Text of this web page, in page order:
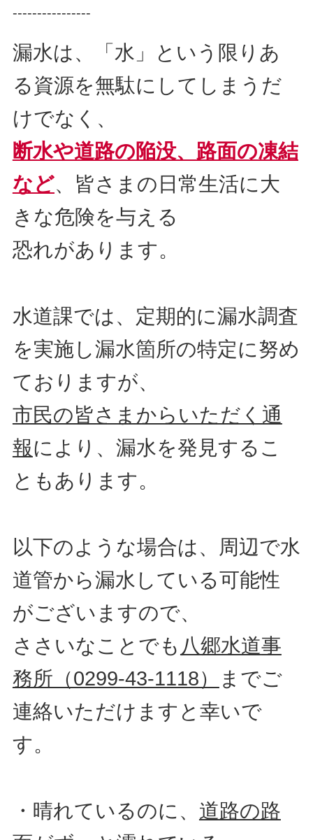
----------------
漏水は、「水」という限りあ
る資源を無駄にしてしまうだ
けでなく、
断水や道路の陥没、路面の凍結
など、皆さまの日常生活に大
きな危険を与える
恐れがあります。
水道課では、定期的に漏水調査
を実施し漏水箇所の特定に努め
ておりますが、
市民の皆さまからいただく通
報により、漏水を発見するこ
ともあります。
以下のような場合は、周辺で水
道管から漏水している可能性
がございますので、
ささいなことでも 八郷水道事
務所（0299-43-1118）
までご
連絡いただけますと幸いで
す。
・晴れているのに、 道路の路